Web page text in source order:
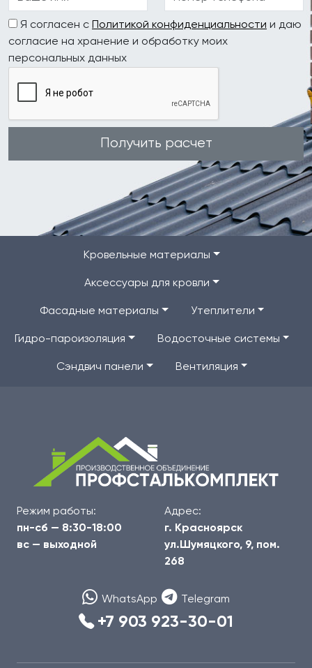
Я согласен с Политикой конфиденциальности и даю
согласие на хранение и обработку моих
персональных данных
Получить расчет
Кровельные материалы
Аксессуары для кровли
Фасадные материалы Утеплители
Гидро-пароизоляция Водосточные системы
Сэндвич панели Вентиляция
Режим работы:
пн-сб — 8:30-18:00
вс — выходной
Адрес:
г. Красноярск
ул.Шумяцкого, 9, пом.
268
WhatsApp Telegram
+7 903 923-30-01